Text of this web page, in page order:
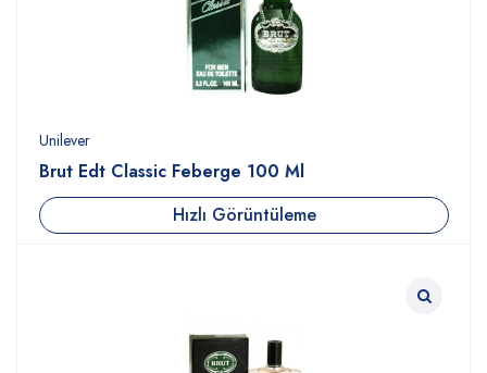
Unilever
Brut Edt Classic Feberge 100 Ml
Hızlı Görüntüleme